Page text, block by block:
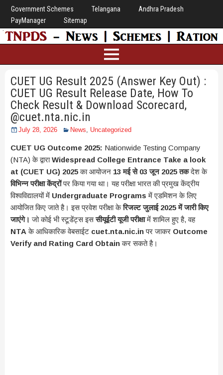
Government Schemes Telangana
Andhra Pradesh
PayManager
Sitemap
CUET UG Result 2025 (Answer Key Out) :
CUET UG Result Release Date, How To
Check Result & Download Scorecard,
@cuet.nta.nic.in
July 28, 2026 News Uncategorized
CUET UG Outcome 2025: Nationwide Testing Company
(NTA) के द्वाराWidespread College Entrance Take a look
at (CUET UG) 2025का आयोजन 13 मई से 03 जून 2025 तकदेश के
विभिन्न परीक्षा केंद्रोंपर किया गया था। यह परीक्षा भारत की प्रमुख केंद्रीय
विश्वविद्यालयों में Undergraduate Programs में एडमिशन के लिए
आयोजित किए जाते है। इस प्रवेश परीक्षा केरिजल्ट जुलाई 2025 में जारी किए
जाएंगे। जो कोई भी स्टूडेंट्स इससीयूईटी यूजी परीक्षामें शामिल हुए है, वह
NTA के आधिकारिक वेबसाईट cuet.nta.nic.inपर जाकर Outcome
Verify and Rating Card Obtainकर सकते है।